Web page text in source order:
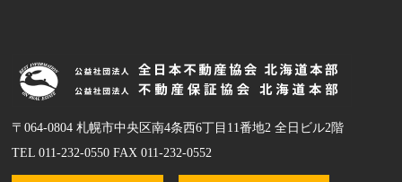
〒064-0804 札幌市中央区南4条西6丁目11番地2 全日ビル2階
TEL 011-232-0550 FAX 011-232-0552